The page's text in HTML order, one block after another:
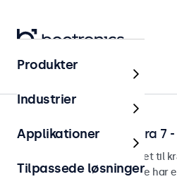
Hjem
Dæmpbare skærme fra 7
Dæmpbare skærme designet til
kontinuerlig brug. Skærmene har
Produkter
Industrier
Applikationer
Tilpassede løsninger